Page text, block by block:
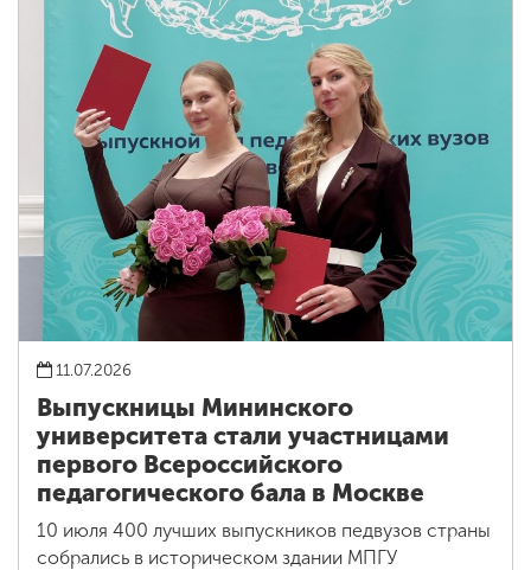
11.07.2026
Выпускницы Мининского
университета стали участницами
первого Всероссийского
педагогического бала в Москве
10 июля 400 лучших выпускников педвузов страны
собрались в историческом здании МПГУ